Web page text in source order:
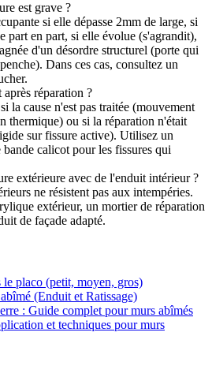
est grave ?
si elle dépasse 2mm de large, si
part en part, si elle évolue (s'agrandit),
d'un désordre structurel (porte qui
Dans ces cas, consultez un
réparation ?
la cause n'est pas traitée (mouvement
thermique) ou si la réparation n'était
sur fissure active). Utilisez un
calicot pour les fissures qui
extérieure avec de l'enduit intérieur ?
ne résistent pas aux intempéries.
extérieur, un mortier de réparation
de façade adapté.
le placo (petit, moyen, gros)
(Enduit et Ratissage)
: Guide complet pour murs abîmés
et techniques pour murs